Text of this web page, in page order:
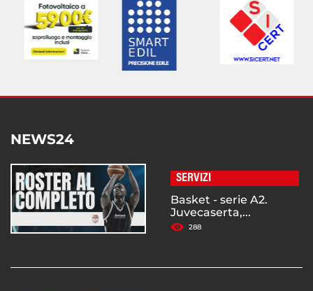
NEWS24
SERVIZI
Basket - serie A2.
Juvecaserta,...
288